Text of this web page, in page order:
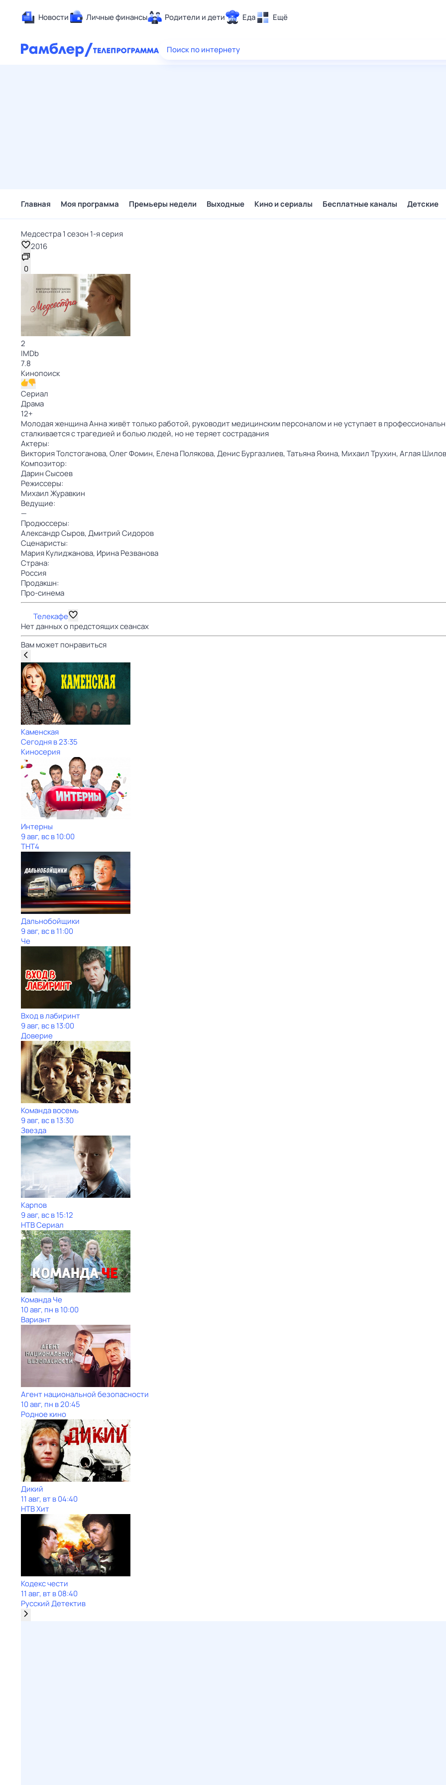
Новости Личные финансы Родители и дети Еда Ещё
Здоровье
Поиск по интернету
Главная Моя программа Премьеры недели Выходные Кино и сериалы Бесплатные каналы Детские
Медсестра 1 сезон 1-я серия
2016
0
2
IMDb
7.8
Кинопоиск
Сериал
Драма
12+
Молодая женщина Анна живёт только работой, руководит медицинским персоналом и не уступает в
сталкивается с трагедией и болью людей, но не теряет сострадания
Актеры:
Виктория Толстоганова,Олег Фомин, Елена Полякова,Денис Бургазлиев,Татьяна Яхина, Михаил Трухин,Аглая
Композитор:
Дарин Сысоев
Режиссеры:
Михаил Журавкин
Ведущие:
—
Продюссеры:
Александр Сыров,Дмитрий Сидоров
Сценаристы:
Мария Кулиджанова, Ирина Резванова
Страна:
Россия
Продакшн:
Про-синема
Телекафе
Нет данных о предстоящих сеансах
Вам может понравиться
Каменская
Сегодня в 23:35
Киносерия
Интерны
9 авг, вс в 10:00
ТНТ4
Дальнобойщики
9 авг, вс в 11:00
Че
Вход в лабиринт
9 авг, вс в 13:00
Доверие
Команда восемь
9 авг, вс в 13:30
Звезда
Карпов
9 авг, вс в 15:12
НТВ Сериал
Команда Че
10 авг, пн в 10:00
Вариант
Агент национальной безопасности
10 авг, пн в 20:45
Родное кино
Дикий
11 авг, вт в 04:40
НТВ Хит
Кодекс чести
11 авг, вт в 08:40
Русский Детектив